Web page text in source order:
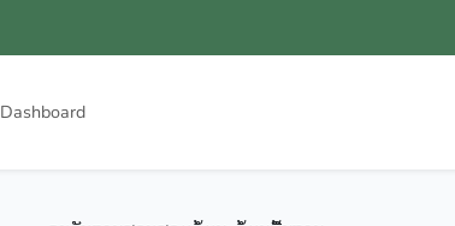
Dashboard